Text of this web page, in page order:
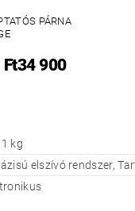
PÁRNA
Ft34 900
kg
elszívó rendszer,